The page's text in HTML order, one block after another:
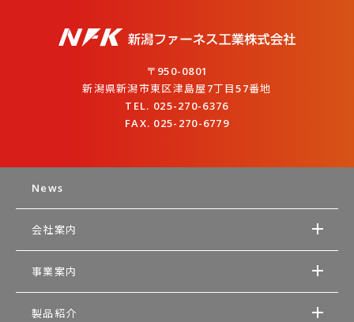
〒950-0801
新潟県新潟市東区津島屋7丁目57番地
TEL. 025-270-6376
FAX. 025-270-6779
News
会社案内
事業案内
製品紹介